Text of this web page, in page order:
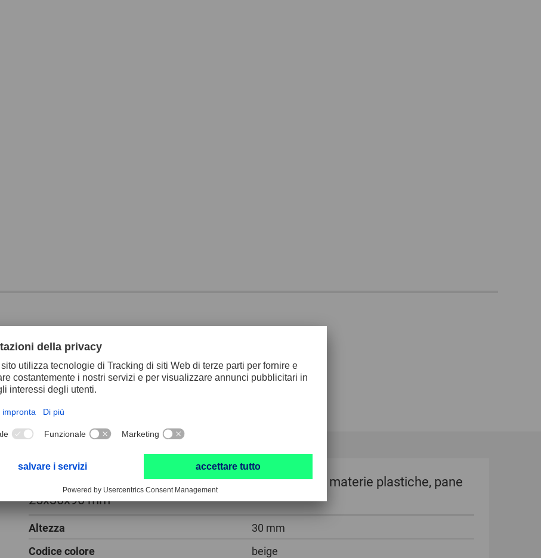
Pasta per lucidare PP per la lucidatura a specchio di materie plastiche, pane
25x30x90 mm
Altezza
30 mm
Codice colore
beige